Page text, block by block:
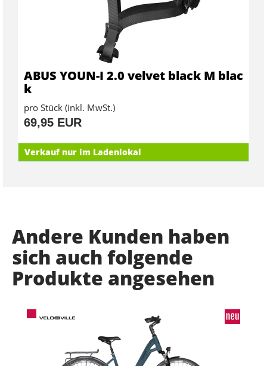
ABUS YOUN-I 2.0 velvet black M blac
k
pro Stück (inkl. MwSt.)
69,95 EUR
Verkauf nur im Ladenlokal
Andere Kunden haben
sich auch folgende
Produkte angesehen